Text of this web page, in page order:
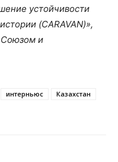
устойчивости
(CARAVAN)»,
Союзом и
интерньюс
Казахстан